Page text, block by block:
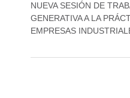
NUEVA SESIÓN DE
GENERATIVA A LA
EMPRESAS